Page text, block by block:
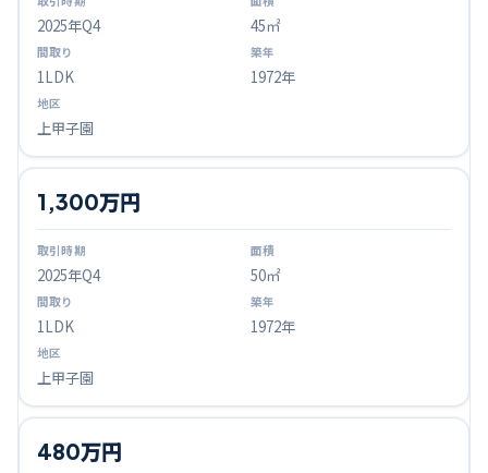
2025年Q4 45㎡
1LDK 1972年
上甲子園
2025年Q4
1,300万円
50㎡
1LDK 1972年
上甲子園
480万円